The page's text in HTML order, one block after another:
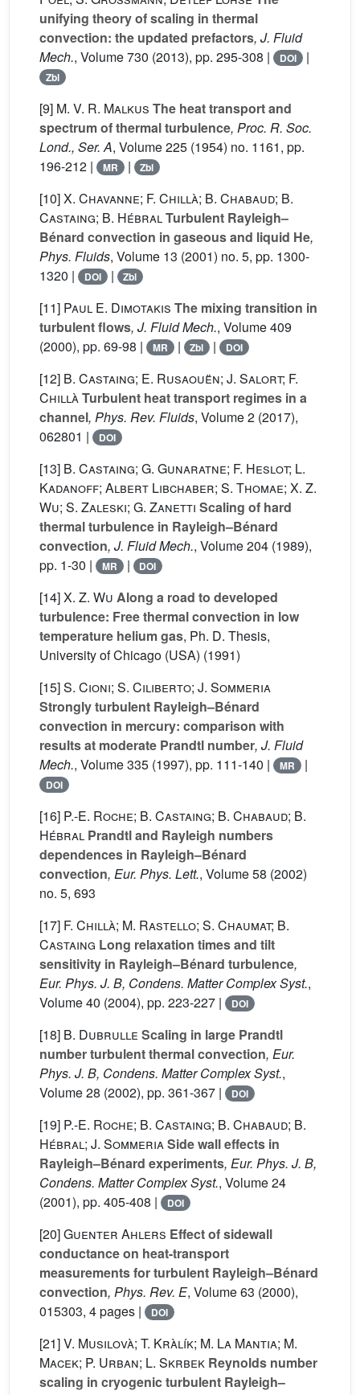
unifying theory of scaling in thermal
convection: the updated prefactors, J. Fluid
Mech., Volume 730 (2013), pp. 295-308 | DOI |
Zbl
[9] M. V. R. Malkus The heat transport and
spectrum of thermal turbulence, Proc. R. Soc.
Lond., Ser. A, Volume 225 (1954) no. 1161, pp.
196-212 |
MR | Zbl
[10]X. Chavanne; F. Chillà; B. Chabaud; B.
Castaing; B. HébralTurbulent Rayleigh–
Bénard convection in gaseous and liquid He,
Phys. Fluids, Volume 13 (2001) no. 5, pp. 1300-
1320 |
DOI | Zbl
[11] Paul E. Dimotakis The mixing transition in
turbulent flows, J. Fluid Mech., Volume 409
(2000), pp. 69-98 |
MR | Zbl | DOI
[12] B. Castaing; E. Rusaouën; J. Salort; F.
ChillàTurbulent heat transport regimes in a
channel, Phys. Rev. Fluids, Volume 2 (2017),
062801 |
DOI
[13] B. Castaing; G. Gunaratne; F. Heslot; L.
Kadanoff; Albert Libchaber; S. Thomae; X. Z.
Wu; S. Zaleski; G. Zanetti Scaling of hard
thermal turbulence in Rayleigh–Bénard
convection, J. Fluid Mech., Volume 204 (1989),
pp. 1-30 |
MR | DOI
[14]X. Z. Wu Along a road to developed
turbulence: Free thermal convection in low
temperature helium gas, Ph. D. Thesis,
University of Chicago (USA) (1991)
[15]S. Cioni; S. Ciliberto; J. Sommeria
Strongly turbulent Rayleigh–Bénard
convection in mercury: comparison with
results at moderate Prandtl number, J. Fluid
Mech., Volume 335 (1997), pp. 111-140 | MR |
DOI
[16] P.-E. Roche; B. Castaing; B. Chabaud; B.
Hébral Prandtl and Rayleigh numbers
dependences in Rayleigh–Bénard
convection, Eur. Phys. Lett., Volume 58 (2002)
no. 5, 693
[17] F. Chillà; M. Rastello; S. Chaumat; B.
Castaing Long relaxation times and tilt
sensitivity in Rayleigh–Bénard turbulence,
Eur. Phys. J. B, Condens. Matter Complex Syst.,
Volume 40 (2004), pp. 223-227 | DOI
[18] B. Dubrulle Scaling in large Prandtl
number turbulent thermal convection, Eur.
Phys. J. B, Condens. Matter Complex Syst.,
Volume 28 (2002), pp. 361-367 | DOI
[19] P.-E. Roche; B. Castaing; B. Chabaud; B.
Hébral; J. SommeriaSide wall effects in
Rayleigh–Bénard experiments, Eur. Phys. J. B,
Condens. Matter Complex Syst., Volume 24
(2001), pp. 405-408 |
DOI
[20]Guenter Ahlers Effect of sidewall
conductance on heat-transport
measurements for turbulent Rayleigh–Bénard
convection, Phys. Rev. E, Volume 63 (2000),
015303, 4 pages |
DOI
[21]V. Musilovà; T. Kràlík; M. La Mantia; M.
Macek; P. Urban; L. Skrbek Reynolds number
scaling in cryogenic turbulent Rayleigh–